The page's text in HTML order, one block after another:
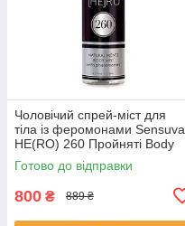
Чоловічий спрей-міст для
тіла із феромонами Sensuva
HE(RO) 260 Пройняті Body
Mist for Him
Готово до відправки
800 ₴ 889 ₴